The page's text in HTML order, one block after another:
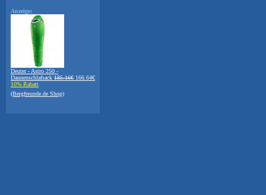
Anzeige:
Deuter - Astro 250 -
Daunenschlafsack 185.16€ 166.64€
10% Rabatt
(Bergfreunde.de Shop)